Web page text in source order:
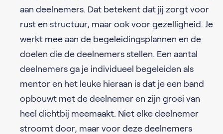
aan deelnemers. Dat betekent dat jij zorgt voor
rust en structuur, maar ook voor gezelligheid. Je
werkt mee aan de begeleidingsplannen en de
doelen die de deelnemers stellen. Een aantal
deelnemers ga je individueel begeleiden als
mentor en het leuke hieraan is dat je een band
opbouwt met de deelnemer en zijn groei van
heel dichtbij meemaakt. Niet elke deelnemer
stroomt door, maar voor deze deelnemers